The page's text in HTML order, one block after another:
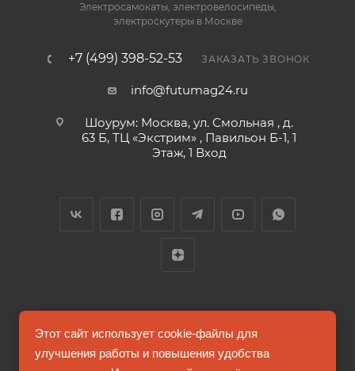
Электросамокаты, электровелосипеды,
электроскутеры в Москве
+7 (499) 398-52-53 ЗАКАЗАТЬ ЗВОНОК
info@futumag24.ru
Шоурум: Москва, ул. Смольная , д.
63 Б, ТЦ «Экстрим» , Павильон Б-1, 1
Этаж, 1 Вход
2026 © FUTUMAG.RU
Этот сайт использует cookie-файлы для
улучшения работы и повышения удобства